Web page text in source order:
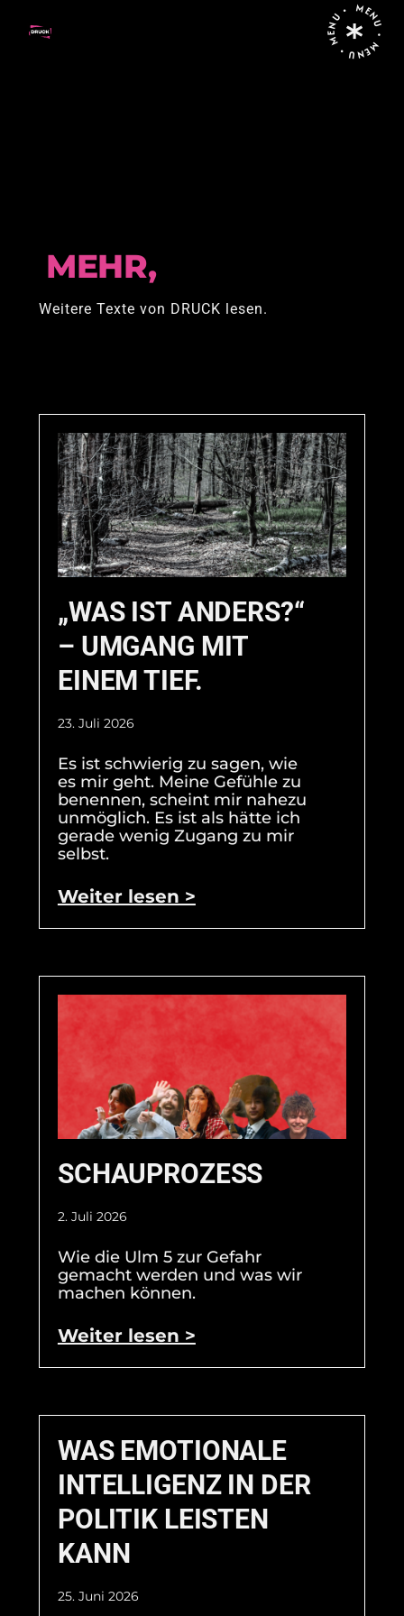
MENU • MENU • MENU •
MEHR,
Weitere Texte von DRUCK lesen.
„WAS IST ANDERS?“
– UMGANG MIT
EINEM TIEF.
23. Juli 2026
Es ist schwierig zu sagen, wie
es mir geht. Meine Gefühle zu
benennen, scheint mir nahezu
unmöglich. Es ist als hätte ich
gerade wenig Zugang zu mir
selbst.
Weiter lesen >
SCHAUPROZESS
2. Juli 2026
Wie die Ulm 5 zur Gefahr
gemacht werden und was wir
machen können.
Weiter lesen >
WAS EMOTIONALE
INTELLIGENZ IN DER
POLITIK LEISTEN
KANN
25. Juni 2026